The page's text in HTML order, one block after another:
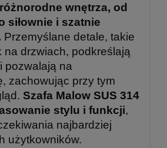
różnorodne wnętrza, od
siłownie i szatnie
Przemyślane detale, takie
na drzwiach, podkreślają
pozwalają na
zachowując przy tym
Szafa Malow SUS 314
stylu i funkcji,
najbardziej
użytkowników.